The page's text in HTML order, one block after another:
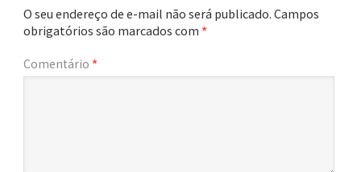
O seu endereço de e-mail não será publicado.Campos
obrigatórios são marcados com*
Comentário *